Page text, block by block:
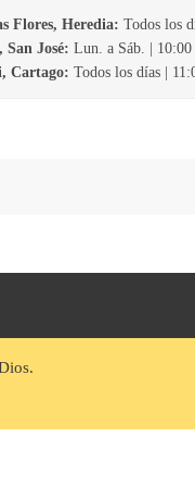
Flores, Heredia: Todos los
José: Lun. a Sáb. |
Cartago: Todos los días |